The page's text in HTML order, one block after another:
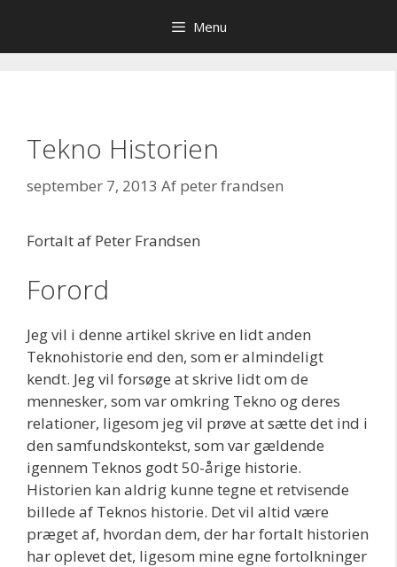
indhold
Menu
Tekno Historien
september 7, 2013 Af peter frandsen
Fortalt af Peter Frandsen
Forord
Jeg vil i denne artikel skrive en lidt anden
Teknohistorie end den, som er almindeligt
kendt. Jeg vil forsøge at skrive lidt om de
mennesker, som var omkring Tekno og deres
relationer, ligesom jeg vil prøve at sætte det ind i
den samfundskontekst, som var gældende
igennem Teknos godt 50-årige historie.
Historien kan aldrig kunne tegne et retvisende
billede af Teknos historie. Det vil altid være
præget af, hvordan dem, der har fortalt historien
har oplevet det, ligesom mine egne fortolkninger